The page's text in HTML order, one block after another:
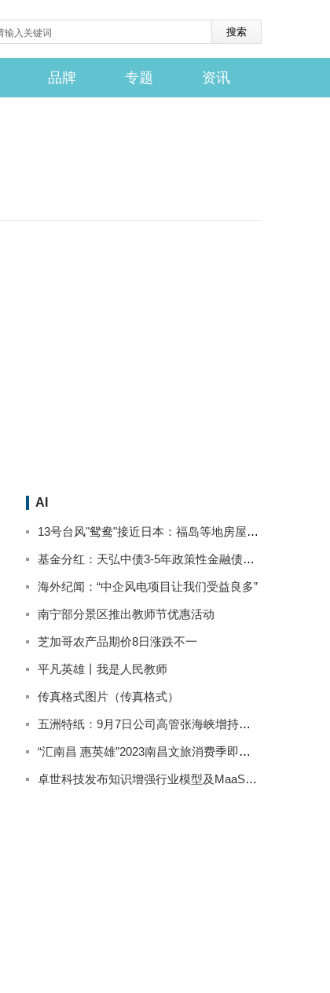
品牌 专题 资讯
AI
13号台风"鸳鸯"接近日本：福岛等地房屋被淹停电 已致2人死亡
基金分红：天弘中债3-5年政策性金融债基金9月13日分红
海外纪闻：“中企风电项目让我们受益良多”
南宁部分景区推出教师节优惠活动
芝加哥农产品期价8日涨跌不一
平凡英雄丨我是人民教师
传真格式图片（传真格式）
五洲特纸：9月7日公司高管张海峡增持公司股份合计2000股
“汇南昌 惠英雄”2023南昌文旅消费季即将精彩来袭
卓世科技发布知识增强行业模型及MaaS产品系列